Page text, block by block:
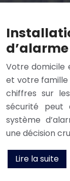
Votre domicile
et votre famille
chiffres sur
sécurité peut
système
une décision
Lire la suite